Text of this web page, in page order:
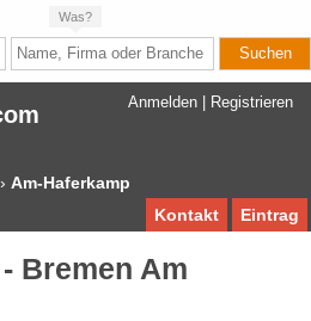
Was?
Anmelden Registrieren
› Am-Haferkamp
Eintrag
Kontakt
Bremen Am